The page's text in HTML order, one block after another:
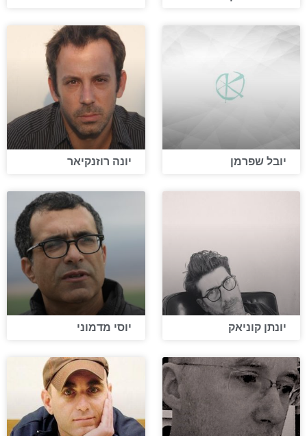
יובל שפרמן יונה רוזנקיאר
יונתן קוניאק יוסי מדמוני